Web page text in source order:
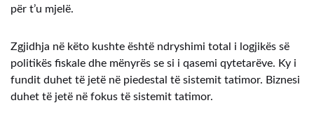
për t’u mjelë.
Zgjidhja në këto kushte është ndryshimi total i logjikës së
politikës fiskale dhe mënyrës se si i qasemi qytetarëve. Ky i
fundit duhet të jetë në piedestal të sistemit tatimor. Biznesi
duhet të jetë në fokus të sistemit tatimor.